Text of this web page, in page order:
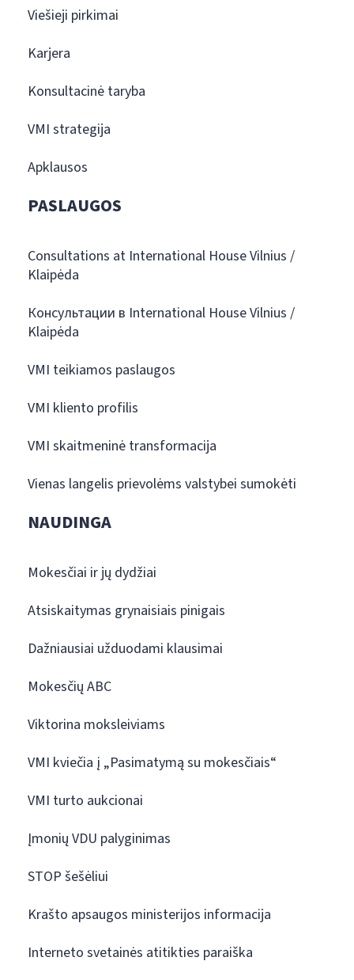
Viešieji pirkimai
Karjera
Konsultacinė taryba
VMI strategija
Apklausos
PASLAUGOS
Consultations at International House Vilnius /
Klaipėda
Консультации в International House Vilnius /
Klaipėda
VMI teikiamos paslaugos
VMI kliento profilis
VMI skaitmeninė transformacija
Vienas langelis prievolėms valstybei sumokėti
NAUDINGA
Mokesčiai ir jų dydžiai
Atsiskaitymas grynaisiais pinigais
Dažniausiai užduodami klausimai
Mokesčių ABC
Viktorina moksleiviams
VMI kviečia į „Pasimatymą su mokesčiais“
VMI turto aukcionai
Įmonių VDU palyginimas
STOP šešėliui
Krašto apsaugos ministerijos informacija
Interneto svetainės atitikties paraiška